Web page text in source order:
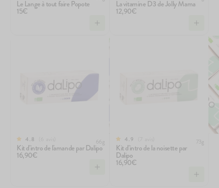
Le Lange à tout faire Popote
15€
La vitamine D3 de Jolly Mama
12,90€
4.8 66g
Kit d'intro de l'amande par Dalipo
16,90€
4.9 73g
Kit d'intro de la noisette par
Dalipo
16,90€